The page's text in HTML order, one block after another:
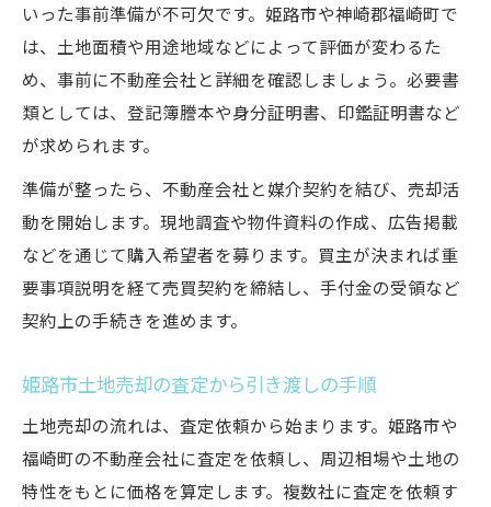
いった事前準備が不可欠です。姫路市や神崎郡福崎町で
は、土地面積や用途地域などによって評価が変わるた
め、事前に不動産会社と詳細を確認しましょう。必要書
類としては、登記簿謄本や身分証明書、印鑑証明書など
が求められます。
準備が整ったら、不動産会社と媒介契約を結び、売却活
動を開始します。現地調査や物件資料の作成、広告掲載
などを通じて購入希望者を募ります。買主が決まれば重
要事項説明を経て売買契約を締結し、手付金の受領など
契約上の手続きを進めます。
姫路市土地売却の査定から引き渡しの手順
土地売却の流れは、査定依頼から始まります。姫路市や
福崎町の不動産会社に査定を依頼し、周辺相場や土地の
特性をもとに価格を算定します。複数社に査定を依頼す